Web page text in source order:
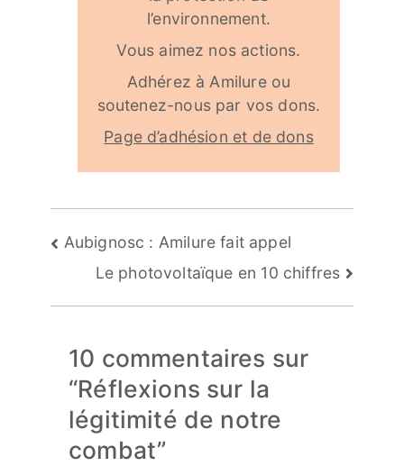
l’environnement.
Vous aimez nos actions.
Adhérez à Amilure ou
soutenez-nous par vos dons.
Page d’adhésion et de dons
Navigation
l’article
Aubignosc : Amilure fait appel
Le photovoltaïque en 10 chiffres
10 commentaires sur
“Réflexions sur la
légitimité de notre
combat”